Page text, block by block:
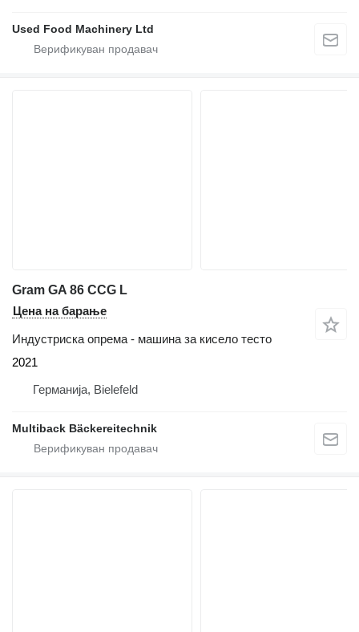
Used Food Machinery Ltd
Gram GA 86 CCG L
Цена на барање
Индустриска опрема - машина за кисело тесто
2021
Германија, Bielefeld
Multiback Bäckereitechnik